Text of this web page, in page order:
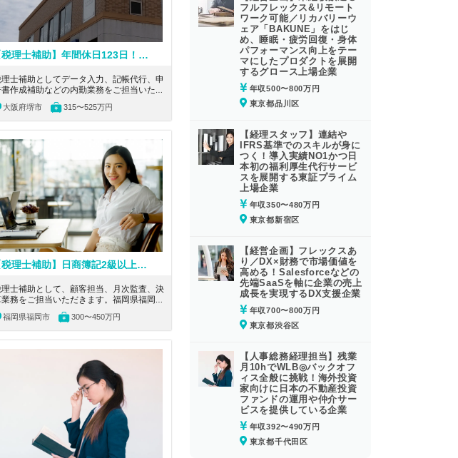
【税理士補助】年間休日123日！残業少なめ！勉強との両立ができて働きやすくスキルアップできる税理士法人
士補助としてデータ入力、記帳代行、申
作成補助などの内勤業務をご担当いただ
ます。大阪府堺市にある年間休日123日、
少なめで勉強との両立可能な税理士法人
人です。
大阪府堺市 315〜525万円
【税理士補助】日商簿記2級以上！創業40年を超える歴史に裏打ちされた信頼と実績のある税理士法人
士補助として、顧客担当、月次監査、決
務をご担当いただきます。福岡県福岡市
ある、日商簿記2級以上！創業40年を超え
史に裏打ちされた信頼と実績のある税理
人の求人です。
福岡県福岡市 300〜450万円
フルフレックス&リモート
ワーク可能／リカバリーウ
ェア「BAKUNE」をはじ
め、睡眠・疲労回復・身体
パフォーマンス向上をテー
マにしたプロダクトを展開
するグロース上場企業
年収500〜800万円
東京都品川区
【経理スタッフ】連結や
IFRS基準でのスキルが身に
つく！導入実績NO1かつ日
本初の福利厚生代行サービ
スを展開する東証プライム
上場企業
年収350〜480万円
東京都新宿区
【経営企画】フレックスあ
り／DX×財務で市場価値を
高める！Salesforceなどの
先端SaaSを軸に企業の売上
成長を実現するDX支援企業
年収700〜800万円
東京都渋谷区
【人事総務経理担当】残業
月10hでWLB◎バックオフ
ィス全般に挑戦！海外投資
家向けに日本の不動産投資
ファンドの運用や仲介サー
ビスを提供している企業
年収392〜490万円
東京都千代田区